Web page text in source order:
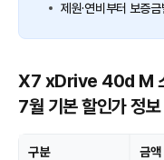
제원·연비부터 보증
X7 xDrive 40d M
7월 기본 할인가 정보
구분 금액